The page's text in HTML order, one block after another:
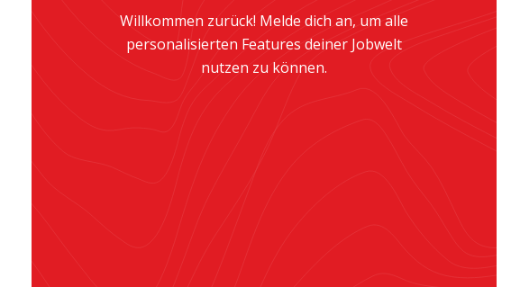
Willkommen zurück! Melde dich an, um alle
personalisierten Features deiner Jobwelt
nutzen zu können.